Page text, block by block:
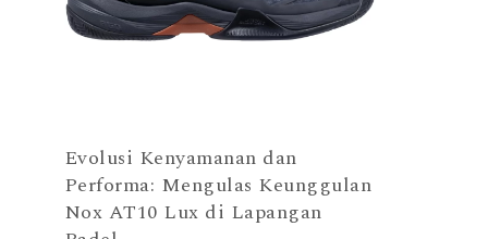
Evolusi Kenyamanan dan
Performa: Mengulas Keunggulan
Nox AT10 Lux di Lapangan